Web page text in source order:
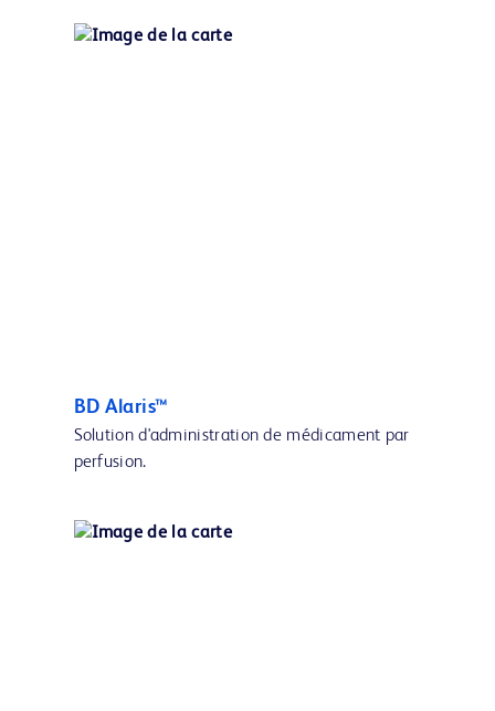
BD Alaris™
Solution d'administration de médicament par
perfusion.